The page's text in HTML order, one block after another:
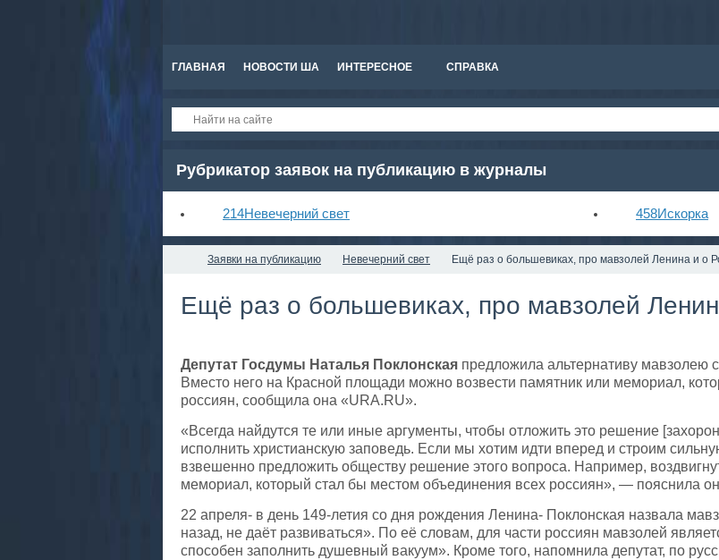
ГЛАВНАЯ НОВОСТИ ША ИНТЕРЕСНОЕ СПРАВКА
Рубрикатор заявок на публикацию в журналы
214Невечерний свет 458Искорка
Заявки на публикацию Невечерний свет Ещё раз о большевиках, про мавзолей Ленина и о
Ещё раз о большевиках, про мавзолей
Депутат Госдумы Наталья Поклонская предложила альтернативу мавзолею
Вместо него на Красной площади можно возвести памятник или мемориал,
россиян, сообщила она «URA.RU».
«Всегда найдутся те или иные аргументы, чтобы отложить это решение
исполнить христианскую заповедь. Если мы хотим идти вперед и строим
взвешенно предложить обществу решение этого вопроса. Например,
мемориал, который стал бы местом объединения всех россиян», — пояснила
22 апреля- в день 149-летия со дня рождения Ленина- Поклонская назвала
назад, не даёт развиваться». По её словам, для части россиян мавзолей
способен заполнить душевный вакуум». Кроме того, напомнила депутат, по